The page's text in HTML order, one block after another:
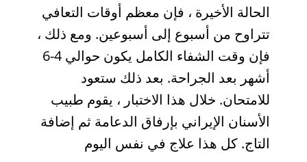
الحالة الأخيرة ، فإن معظم أوقات التعافي
تتراوح من أسبوع إلى أسبوعين. ومع ذلك ،
فإن وقت الشفاء الكامل يكون حوالي 4-6
أشهر بعد الجراحة. بعد ذلك ستعود
للامتحان. خلال هذا الاختبار ، يقوم طبيب
الأسنان الإيراني بإرفاق الدعامة ثم إضافة
التاج. كل هذا علاج في نفس اليوم